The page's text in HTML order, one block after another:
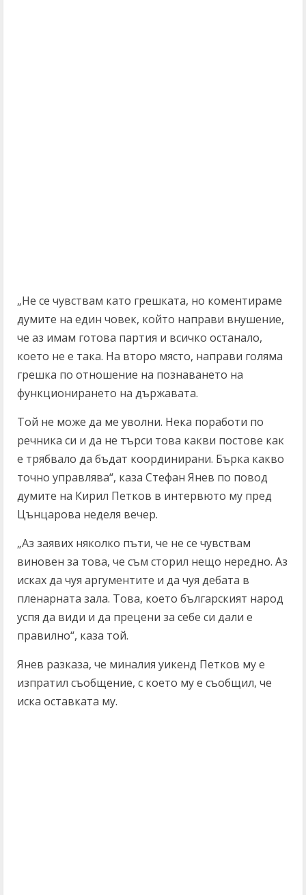
„Не се чувствам като грешката, но коментираме
думите на един човек, който направи внушение,
че аз имам готова партия и всичко останало,
което не е така. На второ място, направи голяма
грешка по отношение на познаването на
функционирането на държавата.
Той не може да ме уволни. Нека поработи по
речника си и да не търси това какви постове как
е трябвало да бъдат координирани. Бърка какво
точно управлява“, каза Стефан Янев по повод
думите на Кирил Петков в интервюто му пред
Цънцарова неделя вечер.
„Аз заявих няколко пъти, че не се чувствам
виновен за това, че съм сторил нещо нередно. Аз
исках да чуя аргументите и да чуя дебата в
пленарната зала. Това, което българският народ
успя да види и да прецени за себе си дали е
правилно“, каза той.
Янев разказа, че миналия уикенд Петков му е
изпратил съобщение, с което му е съобщил, че
иска оставката му.